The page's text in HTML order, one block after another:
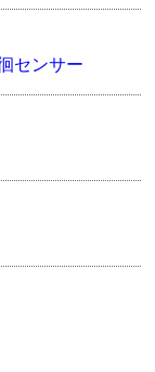
センサー